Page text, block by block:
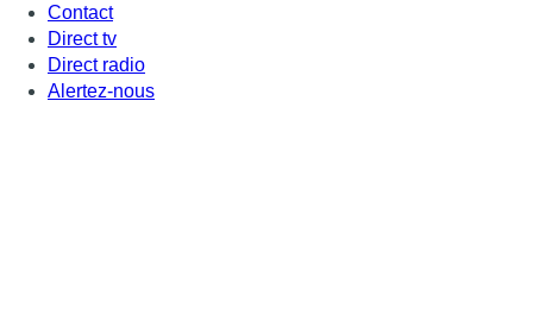
Contact
Direct tv
Direct radio
Alertez-nous